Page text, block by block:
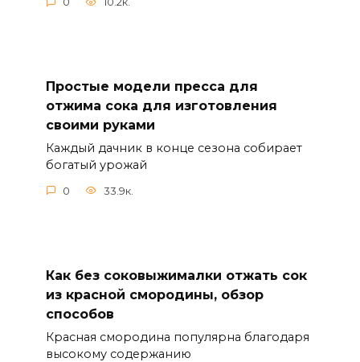
Простые модели пресса для
отжима сока для изготовления
своими руками
Каждый дачник в конце сезона собирает
богатый урожай
0 33.9к.
Как без соковыжималки отжать сок
из красной смородины, обзор
способов
Красная смородина популярна благодаря
высокому содержанию